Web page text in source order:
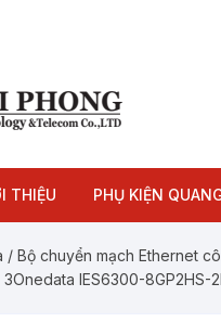
THIỆU PHỤ KIỆN
Module quang
/ Bộ chuyển mạch Ethernet
3Onedata IES6300-8GP2HS-